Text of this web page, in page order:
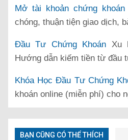
Mở tài khoản chứng khoán
chóng, thuận tiện giao dịch,
Đầu Tư Chứng Khoán Xu
Hướng dẫn kiếm tiền từ đầu
Khóa Học Đầu Tư Chứng
khoán online (miễn phí) cho
BẠN CŨNG CÓ THỂ THÍCH